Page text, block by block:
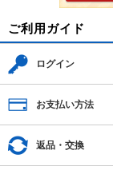
ご利用ガイド
ログイン
お支払い方法
返品・交換